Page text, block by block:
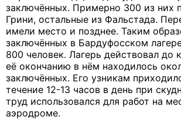
заключённых. Примерно 300 из них
Грини, остальные из Фальстада.
имели место и позднее. Таким
заключённых в Бардуфосском
800 человек. Лагерь действовал до
её окончанию в нём находилось
заключённых. Его узникам
течение 12-13 часов в день при
труд использовался для работ на
аэродроме.